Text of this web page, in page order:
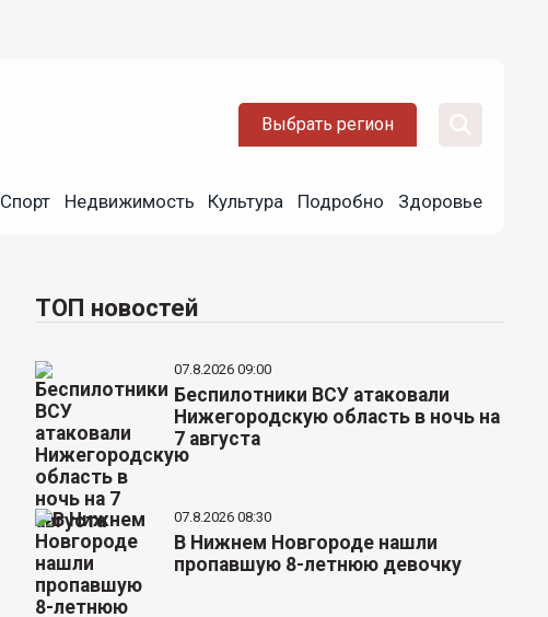
Выбрать регион
Спорт Недвижимость Культура Подробно Здоровье
ТОП новостей
07.8.2026 09:00
Беспилотники ВСУ атаковали
Нижегородскую область в ночь на
7 августа
07.8.2026 08:30
В Нижнем Новгороде нашли
пропавшую 8-летнюю девочку